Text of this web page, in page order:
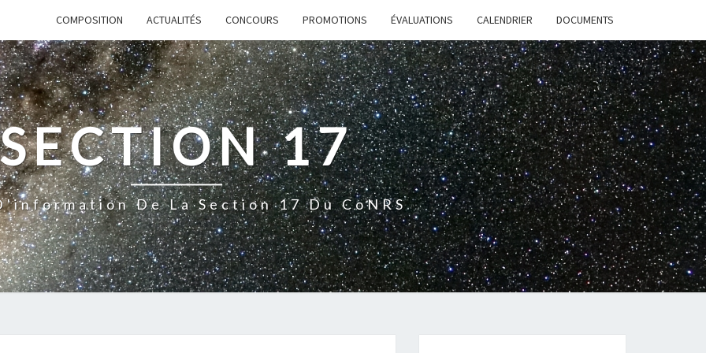
COMPOSITION ACTUALITÉS CONCOURS PROMOTIONS ÉVALUATIONS CALENDRIER DOCUMENTS
17
De La Section 17 Du CoNRS